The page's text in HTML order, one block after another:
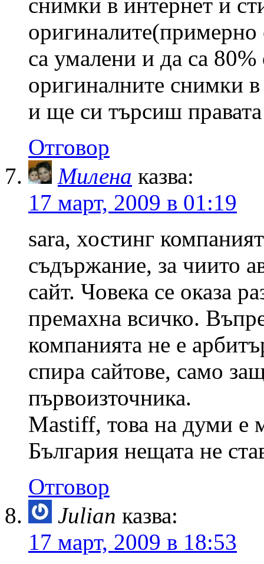
са умалени и да са
оригиналните снимки
и ще си търсиш правата
Отговор
Милена казва:
17 март, 2009 в 01:19
sara, хостинг
съдържание, за чиито
сайт. Човека се оказа
премахна всичко.
компанията не е
спира сайтове, само
първоизточника.
Mastiff, това на думи е
България нещата не
Отговор
Julian казва:
17 март, 2009 в 18:53